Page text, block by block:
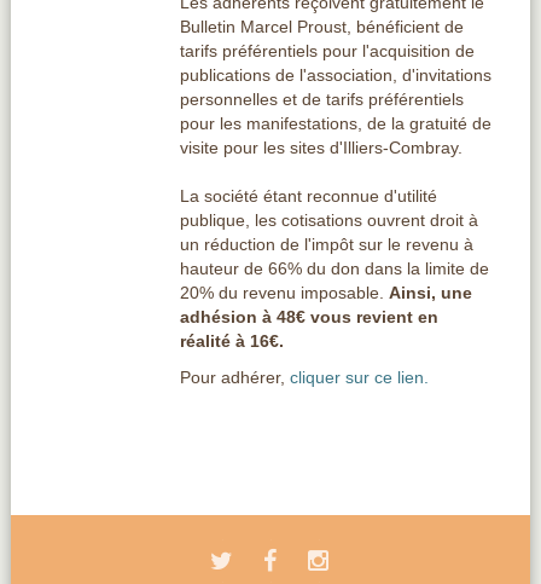
Bulletin Marcel Proust, bénéficient de
tarifs préférentiels pour l'acquisition de
publications de l'association, d'invitations
personnelles et de tarifs préférentiels
pour les manifestations, de la gratuité de
visite pour les sites d'Illiers-Combray.
La société étant reconnue d'utilité
publique, les cotisations ouvrent droit à
un réduction de l'impôt sur le revenu à
hauteur de 66% du don dans la limite de
20% du revenu imposable. Ainsi, une
adhésion à 48€ vous revient en
réalité à 16€.
Pour adhérer, cliquer sur ce lien.